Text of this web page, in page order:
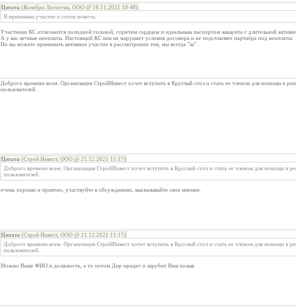
Цитата (Колибри Логистик, ООО @ 16.11.2021 18:48)
Я принимаю участие и готов помочь
Участники КС отличаются холодной головой, горячим сердцем и идеальным паспортом аккаунта с длительной
А у вас вечные неоплаты. Настоящий КС ник не нарушает условия договора и не подставляет партнёра под неоплаты.
Но вы можете принимать активное участие в рассмотрении тем, мы всегда "за".
Доброго времени всем. Организация СтройИнвест хочет вступить в Круглый стол и стать ее членом для помощи в
пользователей.
Цитата (Строй Инвест, ООО @ 21.12.2021 11:17)
Доброго времени всем. Организация СтройИнвест хочет вступить в Круглый стол и стать ее членом для помощи в
пользователей.
очень хорошо и приятно, участвуйте в обсуждениях, высказывайте свое мнение.
Цитата (Строй Инвест, ООО @ 21.12.2021 11:17)
Доброго времени всем. Организация СтройИнвест хочет вступить в Круглый стол и стать ее членом для помощи в
пользователей.
Можно Ваше ФИО и должность, а то потом Дир придет и зарубит Ваш позыв